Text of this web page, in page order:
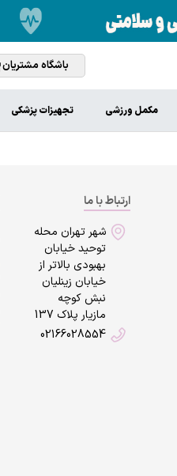
باشگاه مشتریان
مکمل ورزشی تجهیزات پزشکی
ارتباط با ما
شهر تهران محله
توحید خیابان
بهبودی بالاتر از
خیابان زینلیان
نبش کوچه
مازیار پلاک 137
02166028554